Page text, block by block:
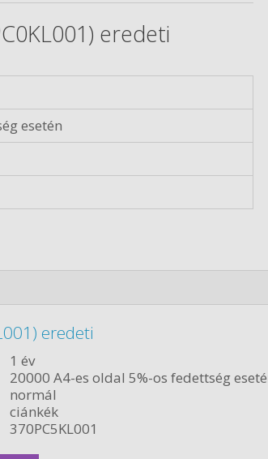
eredeti
esetén
eredeti
1 év
20000 A4-es oldal 5%-os fedettség
normál
ciánkék
370PC5KL001